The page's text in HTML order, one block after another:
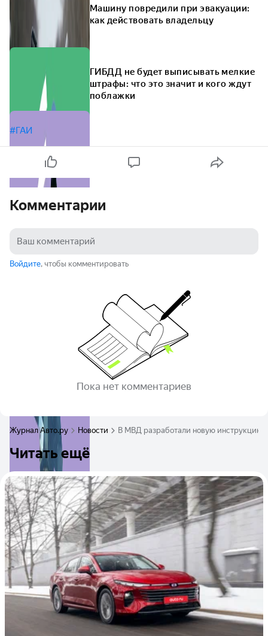
Машину повредили при эвакуации:
как действовать владельцу
ГИБДД не будет выписывать мелкие
штрафы: что это значит и кого ждут
поблажки
#ГАИ
Комментарии
Войдите, чтобы комментировать
Пока нет комментариев
Журнал Авто.ру Новости В МВД разработали новую инструкцию
Читать ещё